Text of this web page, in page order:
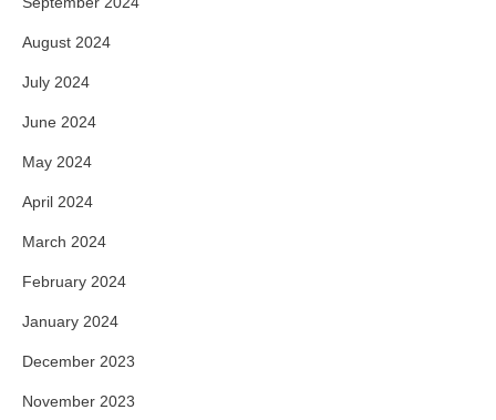
August 2024
July 2024
June 2024
May 2024
April 2024
March 2024
February 2024
January 2024
December 2023
November 2023